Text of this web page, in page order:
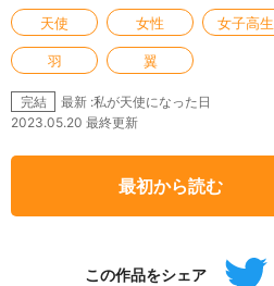
天使 女性 女子高生
羽 翼
完結
最新 :私が天使になった日
2023.05.20 最終更新
最初から読む
この作品をシェア